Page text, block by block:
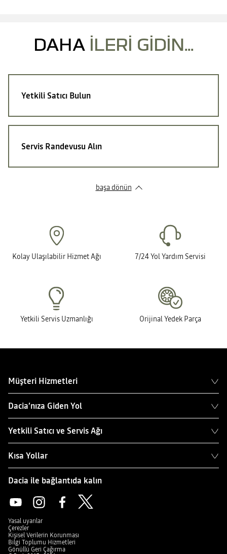
DAHA ILERI GIDIN...
Yetkili Satıcı Bulun
Servis Randevusu Alın
başa dönün
Kolay Ulaşılabilir Hizmet Ağı 7/24 Yol Yardım Servisi
Yetkili Servis Uzmanlığı Orijinal Yedek Parça
Müşteri Hizmetleri
Dacia’nıza Giden Yol
Yetkili Satıcı ve Servis Ağı
Kısa Yollar
Dacia ile bağlantıda kalın
Yasal uyarılar
Çerezler
Kişisel Verilerin Korunması
Bilgi Toplumu Hizmetleri
Gönüllü Geri Çağırma